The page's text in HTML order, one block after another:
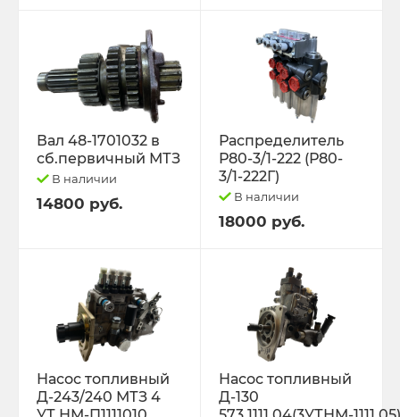
Вал 48-1701032 в
сб.первичный МТЗ
В наличии
14800 руб.
Распределитель
Р80-3/1-222 (Р80-
3/1-222Г)
В наличии
18000 руб.
Насос топливный
Д-243/240 МТЗ 4
Насос топливный
Д-130